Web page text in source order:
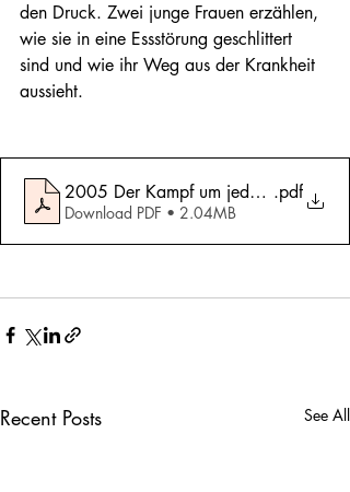
den Druck. Zwei junge Frauen erzählen,
wie sie in eine Essstörung geschlittert
sind und wie ihr Weg aus der Krankheit
aussieht.
2005 Der Kampf um jedes Gramm
.pdf
Download PDF • 2.04MB
Recent Posts See All